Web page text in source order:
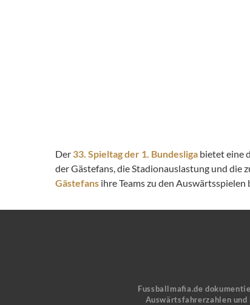
Der 33. Spieltag der 1. Bundesliga bietet eine
der Gästefans, die Stadionauslastung und
Gästefans ihre Teams zu den
Fussballmafia.de
Auswärtsfahrerzahlen